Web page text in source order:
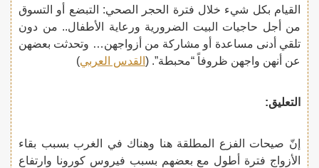
القيام بكل شيء خلال فترة الحجر الصحي: التبضع أو التسوق
من أجل حاجيات البيت الضرورية ورعاية الأطفال.. من دون
تلقي أدنى مساعدة أو مشاركة من أزواجهن… وتحدثت بعضهن
عن أنهن واجهن ظروفاً “محبطة”. ( القدس العربي)
التعليق:
إنّ صيحات الفزع المطلقة هنا وهناك في الغرب بسبب بقاء
الأزواج فترة أطول مع بعضهم بسبب فيروس كورونا وارتفاع